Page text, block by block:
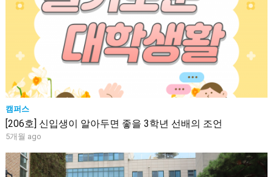
캠퍼스
[206호] 신입생이 알아두면 좋을 3학년 선배의 조언
5개월 ago